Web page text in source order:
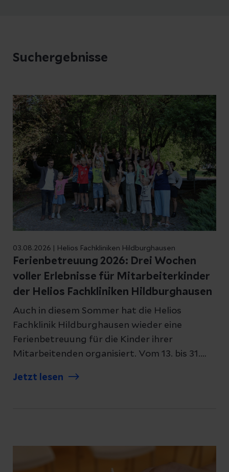
Suchergebnisse
03.08.2026 | Helios Fachkliniken Hildburghausen
Ferienbetreuung 2026: Drei Wochen
voller Erlebnisse für Mitarbeiterkinder
der Helios Fachkliniken Hildburghausen
Auch in diesem Sommer hat die Helios
Fachklinik Hildburghausen wieder eine
Ferienbetreuung für die Kinder ihrer
Mitarbeitenden organisiert. Vom 13. bis 31.
schulpflichtigen Alter bis 12 Jahre pro Woche
Jetzt lesen